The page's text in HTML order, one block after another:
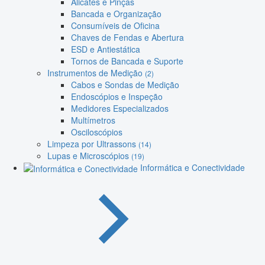
Bancada e Organização
Consumíveis de Oficina
Chaves de Fendas e Abertura
ESD e Antiestática
Tornos de Bancada e Suporte
Instrumentos de Medição (2)
Cabos e Sondas de Medição
Endoscópios e Inspeção
Medidores Especializados
Multímetros
Osciloscópios
Limpeza por Ultrassons (14)
Lupas e Microscópios (19)
Informática e Conectividade